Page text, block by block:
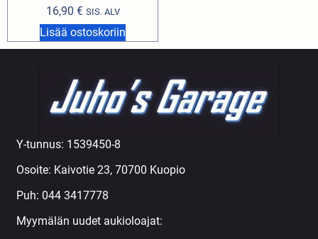
16,90 € SIS. ALV
Lisää ostoskoriin
Y-tunnus: 1539450-8
Osoite: Kaivotie 23, 70700 Kuopio
Puh: 044 3417778
Myymälän uudet aukioloajat: